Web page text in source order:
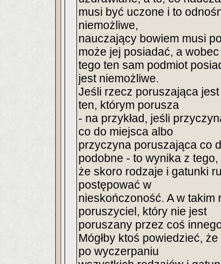
musi być uczone i to
niemożliwe,
nauczający bowiem musi
może jej posiadać, a wobec
tego ten sam podmiot
jest niemożliwe.
Jeśli rzecz poruszająca
ten, którym porusza
- na przykład, jeśli
co do miejsca albo
przyczyna poruszająca co
podobne - to wynika z tego,
że skoro rodzaje i gatunki
postępować w
nieskończoność. A w takim
poruszyciel, który nie jest
poruszany przez coś
Mógłby ktoś powiedzieć,
po wyczerpaniu